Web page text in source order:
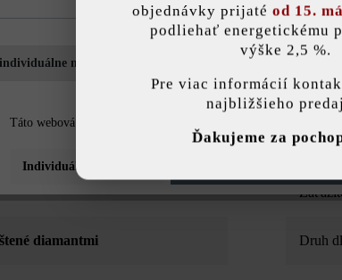
Opis
Farba:
diamantmi Druh
nastavenie
Táto webová stránka používa súbory cookie, aby vám ponúkla
Individuálne nastavenia
objednávky prijaté od 15.
podliehať energetickému
výške 2,5 %.
Pre viac informácií
najbližšieho
Ďakujeme za